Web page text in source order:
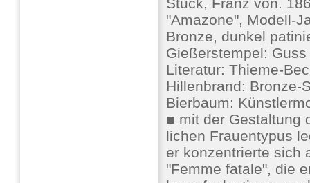
"Amazone", Modell-
Bronze, dunkel
Gießerstempel:
Literatur: Thieme-
Hillenbrand: Bronze-
Bierbaum:
■ mit der Gestaltung
lichen Frauentypus
er konzentrierte sich
"Femme fatale", die